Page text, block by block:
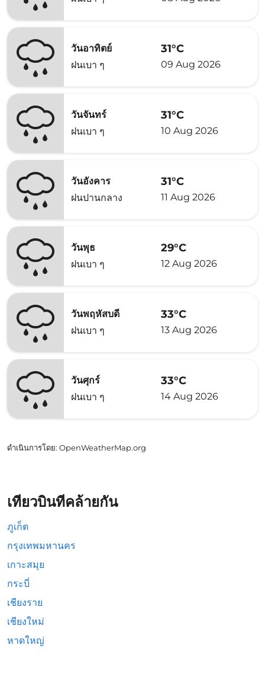
วันอาทิตย์
ฝนเบา ๆ
31°C
09 Aug 2026
วันจันทร์
ฝนเบา ๆ
31°C
10 Aug 2026
วันอังคาร
ฝนปานกลาง
31°C
11 Aug 2026
วันพุธ
ฝนเบา ๆ
29°C
12 Aug 2026
วันพฤหัสบดี
ฝนเบา ๆ
33°C
13 Aug 2026
วันศุกร์
ฝนเบา ๆ
33°C
14 Aug 2026
ดำเนินการโดย: OpenWeatherMap.org
เที่ยวบินที่คล้ายกัน
ภูเก็ต
กรุงเทพมหานคร
เกาะสมุย
กระบี่
เชียงราย
เชียงใหม่
หาดใหญ่